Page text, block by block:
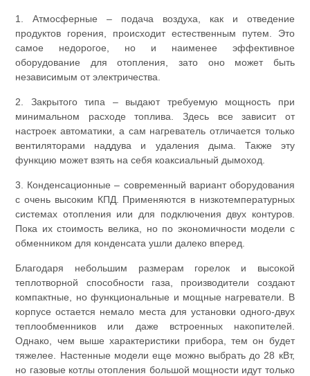
1. Атмосферные – подача воздуха, как и отведение
продуктов горения, происходит естественным путем. Это
самое недорогое, но и наименее эффективное
оборудование для отопления, зато оно может быть
независимым от электричества.
2. Закрытого типа – выдают требуемую мощность при
минимальном расходе топлива. Здесь все зависит от
настроек автоматики, а сам нагреватель отличается только
вентиляторами наддува и удаления дыма. Также эту
функцию может взять на себя коаксиальный дымоход.
3. Конденсационные – современный вариант оборудования
с очень высоким КПД. Применяются в низкотемпературных
системах отопления или для подключения двух контуров.
Пока их стоимость велика, но по экономичности модели с
обменником для конденсата ушли далеко вперед.
Благодаря небольшим размерам горелок и высокой
теплотворной способности газа, производители создают
компактные, но функциональные и мощные нагреватели. В
корпусе остается немало места для установки одного-двух
теплообменников или даже встроенных накопителей.
Однако, чем выше характеристики прибора, тем он будет
тяжелее. Настенные модели еще можно выбрать до 28 кВт,
но газовые котлы отопления большой мощности идут только